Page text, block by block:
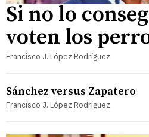
Si no lo
voten los
Francisco J. López Rodríguez
Sánchez versus Zapatero
Francisco J. López Rodríguez